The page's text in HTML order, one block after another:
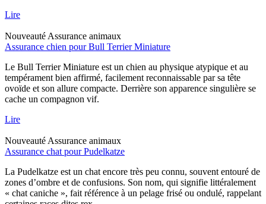
Lire
Nouveauté Assurance animaux
Assurance chien pour Bull Terrier Miniature
Le Bull Terrier Miniature est un chien au physique atypique et au
tempérament bien affirmé, facilement reconnaissable par sa tête
ovoïde et son allure compacte. Derrière son apparence singulière se
cache un compagnon vif.
Lire
Nouveauté Assurance animaux
Assurance chat pour Pudelkatze
La Pudelkatze est un chat encore très peu connu, souvent entouré de
zones d’ombre et de confusions. Son nom, qui signifie littéralement
« chat caniche », fait référence à un pelage frisé ou ondulé, rappelant